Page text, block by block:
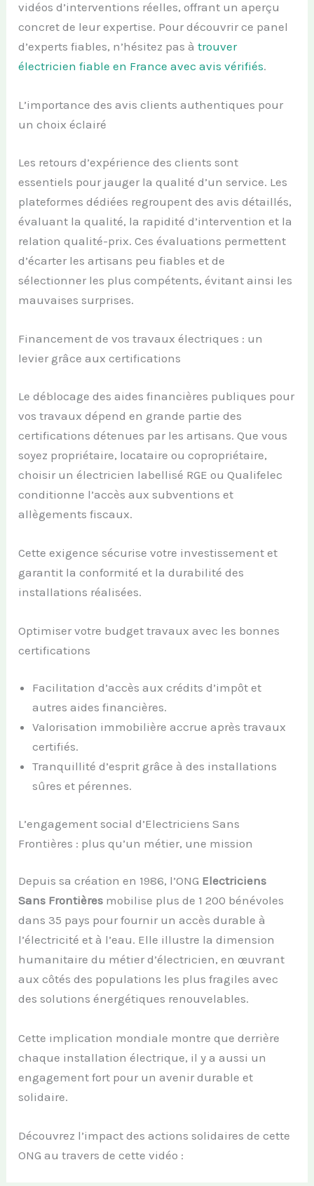
vidéos d’interventions réelles, offrant un aperçu
concret de leur expertise. Pour découvrir ce panel
d’experts fiables, n’hésitez pas àtrouver
électricien fiable en France avec avis vérifiés.
L’importance des avis clients authentiques pour
un choix éclairé
Les retours d’expérience des clients sont
essentiels pour jauger la qualité d’un service. Les
plateformes dédiées regroupent des avis détaillés,
évaluant la qualité, la rapidité d’intervention et la
relation qualité-prix. Ces évaluations permettent
d’écarter les artisans peu fiables et de
sélectionner les plus compétents, évitant ainsi les
mauvaises surprises.
Financement de vos travaux électriques : un
levier grâce aux certifications
Le déblocage des aides financières publiques pour
vos travaux dépend en grande partie des
certifications détenues par les artisans. Que vous
soyez propriétaire, locataire ou copropriétaire,
choisir un électricien labellisé RGE ou Qualifelec
conditionne l’accès aux subventions et
allègements fiscaux.
Cette exigence sécurise votre investissement et
garantit la conformité et la durabilité des
installations réalisées.
Optimiser votre budget travaux avec les bonnes
certifications
Facilitation d’accès aux crédits d’impôt et
autres aides financières.
Valorisation immobilière accrue après travaux
certifiés.
Tranquillité d’esprit grâce à des installations
sûres et pérennes.
L’engagement social d’Electriciens Sans
Frontières : plus qu’un métier, une mission
Depuis sa création en 1986, l’ONG Electriciens
Sans Frontières mobilise plus de 1 200 bénévoles
dans 35 pays pour fournir un accès durable à
l’électricité et à l’eau. Elle illustre la dimension
humanitaire du métier d’électricien, en œuvrant
aux côtés des populations les plus fragiles avec
des solutions énergétiques renouvelables.
Cette implication mondiale montre que derrière
chaque installation électrique, il y a aussi un
engagement fort pour un avenir durable et
solidaire.
Découvrez l’impact des actions solidaires de cette
ONG au travers de cette vidéo :